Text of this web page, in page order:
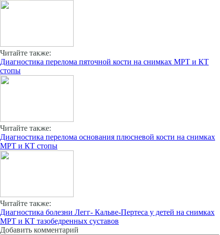
Читайте также:
Диагностика перелома пяточной кости на снимках МРТ и КТ
стопы
Читайте также:
Диагностика перелома основания плюсневой кости на снимках
МРТ и КТ стопы
Читайте также:
Диагностика болезни Легг- Кальве-Пертеса у детей на снимках
МРТ и КТ тазобедренных суставов
Добавить комментарий